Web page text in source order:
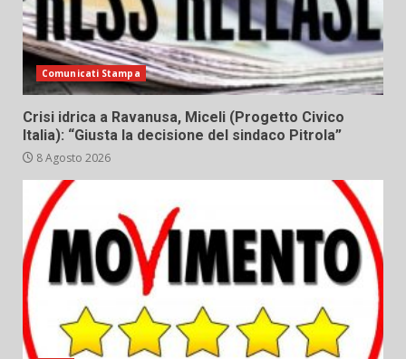
Comunicati Stampa
Crisi idrica a Ravanusa, Miceli (Progetto Civico
Italia): “Giusta la decisione del sindaco Pitrola”
8 Agosto 2026